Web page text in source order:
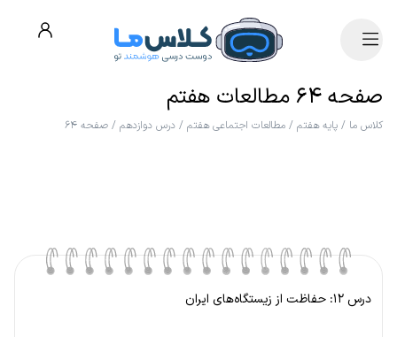
صفحه ۶۴ مطالعات هفتم
کلاس ما / پایه هفتم / مطالعات اجتماعی هفتم / درس دوازدهم / صفحه ۶۴
درس ۱۲: حفاظت از زیستگاه‌های ایران